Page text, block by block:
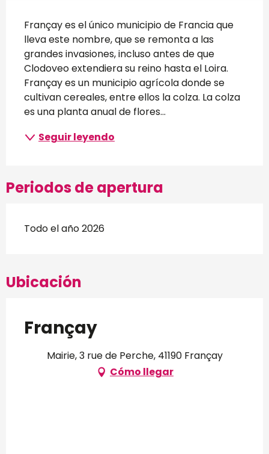
Descripción
Françay es el único municipio de Francia que
lleva este nombre, que se remonta a las
grandes invasiones, incluso antes de que
Clodoveo extendiera su reino hasta el Loira.
Françay es un municipio agrícola donde se
cultivan cereales, entre ellos la colza. La colza
es una planta anual de flores...
Seguir leyendo
Periodos de apertura
Todo el año 2026
Ubicación
Françay
Mairie, 3 rue de Perche, 41190 Françay
Cómo llegar